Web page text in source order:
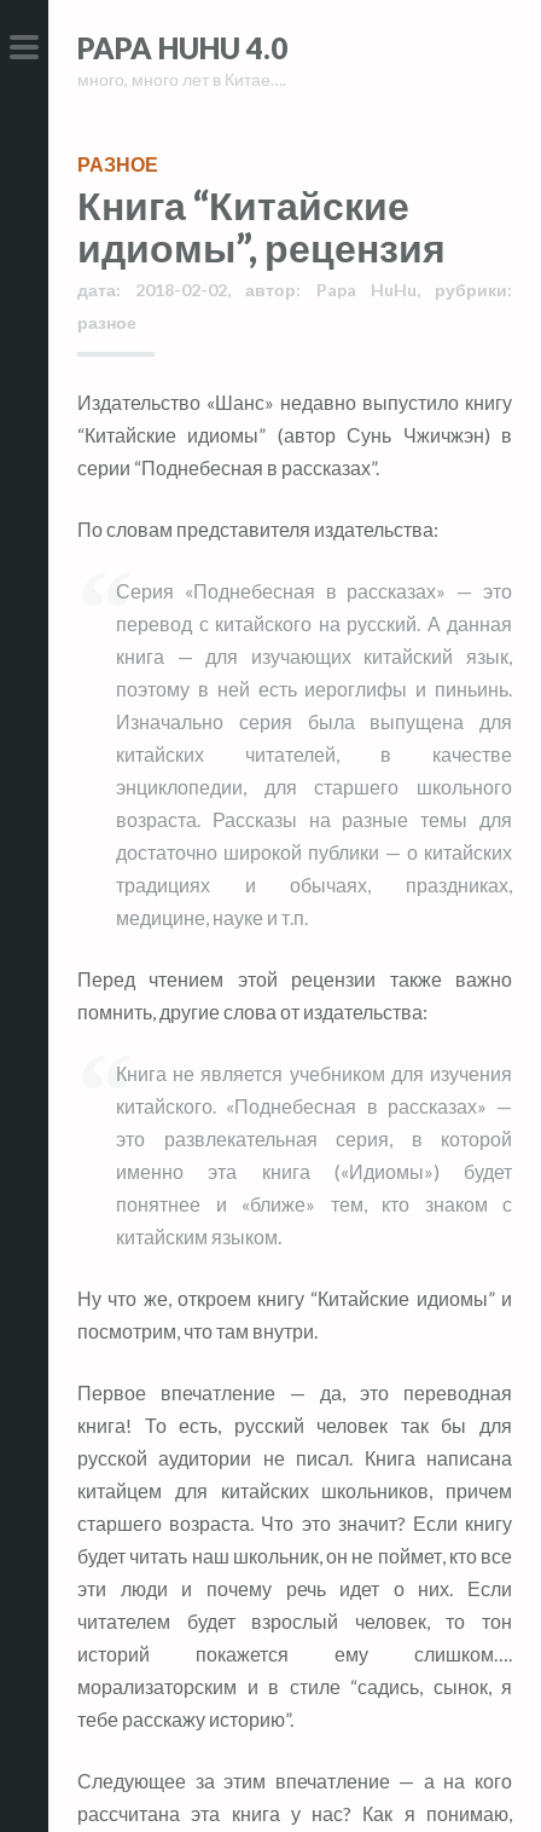
to
PRIMARY
to
PAPA HUHU 4.0
много, много лет в Китае….
РАЗНОЕ
Книга “Китайские
идиомы”, рецензия
дата: 2018-02-02, автор: Papa HuHu,рубрики:
разное
Издательство «Шанс» недавно выпустило книгу
“Китайские идиомы” (автор Сунь Чжичжэн) в
серии “Поднебесная в рассказах”.
По словам представителя издательства:
Серия «Поднебесная в рассказах» — это
перевод с китайского на русский. А данная
книга — для изучающих китайский язык,
поэтому в ней есть иероглифы и пиньинь.
Изначально серия была выпущена для
китайских читателей, в качестве
энциклопедии, для старшего школьного
возраста. Рассказы на разные темы для
достаточно широкой публики — о китайских
традициях и обычаях, праздниках,
медицине, науке и т.п.
Перед чтением этой рецензии также важно
помнить, другие слова от издательства:
Книга не является учебником для изучения
китайского. «Поднебесная в рассказах» —
это развлекательная серия, в которой
именно эта книга («Идиомы») будет
понятнее и «ближе» тем, кто знаком с
китайским языком.
Ну что же, откроем книгу “Китайские идиомы” и
посмотрим, что там внутри.
Первое впечатление — да, это переводная
книга! То есть, русский человек так бы для
русской аудитории не писал. Книга написана
китайцем для китайских школьников, причем
старшего возраста. Что это значит? Если книгу
будет читать наш школьник, он не поймет, кто все
эти люди и почему речь идет о них. Если
читателем будет взрослый человек, то тон
историй покажется ему слишком….
морализаторским и в стиле “садись, сынок, я
тебе расскажу историю”.
Следующее за этим впечатление — а на кого
рассчитана эта книга у нас? Как я понимаю,